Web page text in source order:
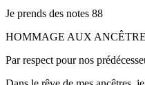
Je prends des notes 88
HOMMAGE AUX
Par respect pour nos